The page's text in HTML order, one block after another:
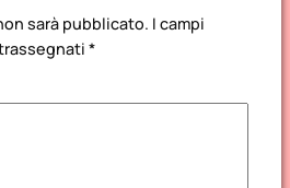
sarà pubblicato. I campi
*